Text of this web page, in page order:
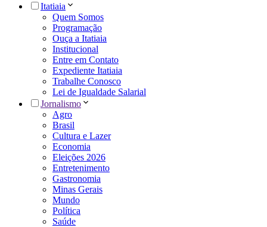
Itatiaia
Quem Somos
Programação
Ouça a Itatiaia
Institucional
Entre em Contato
Expediente Itatiaia
Trabalhe Conosco
Lei de Igualdade Salarial
Jornalismo
Agro
Brasil
Cultura e Lazer
Economia
Eleições 2026
Entretenimento
Gastronomia
Minas Gerais
Mundo
Política
Saúde